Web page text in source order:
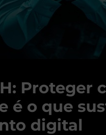
Proteger
é o que
digital